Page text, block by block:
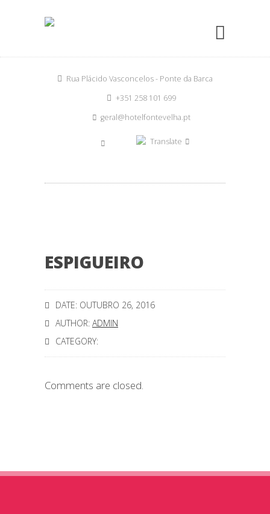
Rua Plácido Vasconcelos - Ponte da Barca
+351 258 101 699
geral@hotelfontevelha.pt
Translate
ESPIGUEIRO
DATE: OUTUBRO 26, 2016
AUTHOR: ADMIN
CATEGORY:
Comments are closed.